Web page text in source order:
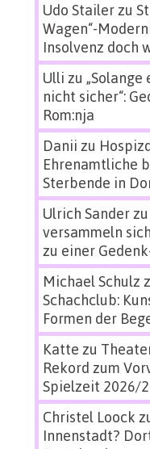
Udo Stailerzu
Wagen“-
Insolvenz doch
Ulli zu
nicht sicher“:
Rom:nja
Danii zu
Ehrenamtliche
Sterbende in
Ulrich Sanderzu
versammeln
zu einer
Michael Schulz
Schachclub:
Formen der
Katte zu
Rekord zum
Spielzeit 2026/
Christel Loock
Innenstadt?